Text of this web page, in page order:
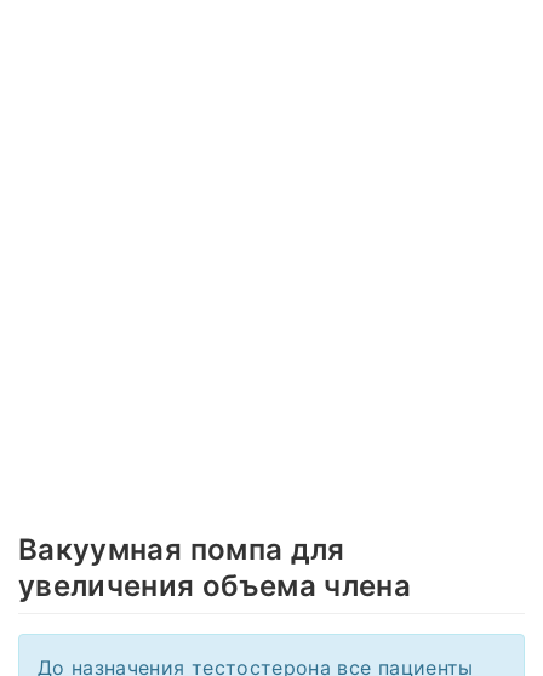
Вакуумная помпа для
увеличения объема члена
До назначения тестостерона все пациенты